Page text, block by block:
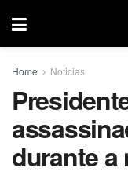
Home Noticias
durante a